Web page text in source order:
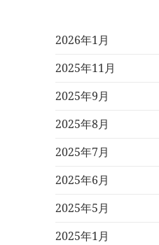
2026年1月
2025年11月
2025年9月
2025年8月
2025年7月
2025年6月
2025年5月
2025年1月